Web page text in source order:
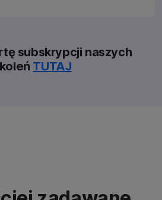
subskrypcji naszych
TUTAJ